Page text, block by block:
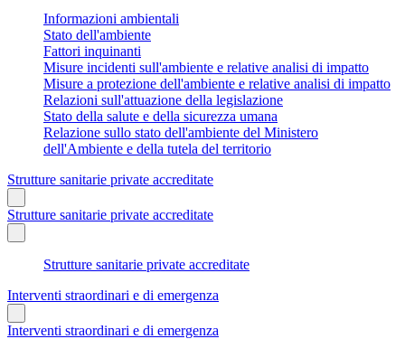
Informazioni ambientali
Stato dell'ambiente
Fattori inquinanti
Misure incidenti sull'ambiente e relative analisi di impatto
Misure a protezione dell'ambiente e relative analisi di impatto
Relazioni sull'attuazione della legislazione
Stato della salute e della sicurezza umana
Relazione sullo stato dell'ambiente del Ministero
dell'Ambiente e della tutela del territorio
Strutture sanitarie private accreditate
Strutture sanitarie private accreditate
Strutture sanitarie private accreditate
Interventi straordinari e di emergenza
Interventi straordinari e di emergenza